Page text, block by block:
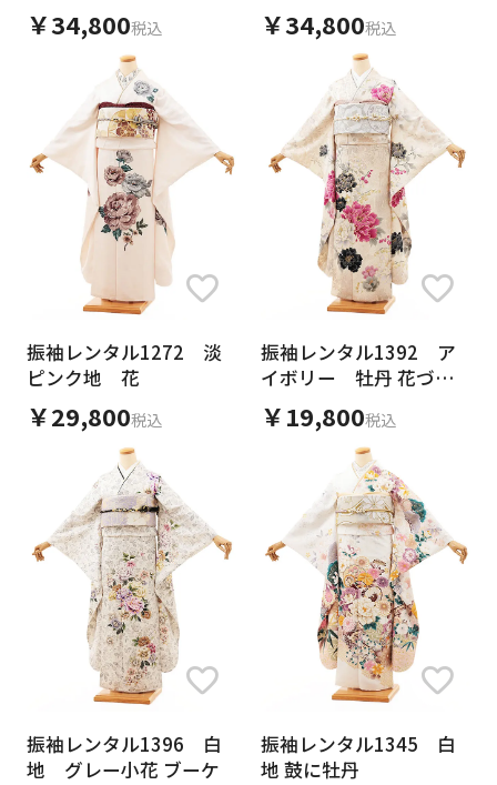
￥34,800税込 ￥34,800税込
振袖レンタル1272 淡
ピンク地 花
￥29,800税込
振袖レンタル1392 ア
イボリー 牡丹 花づく
し
￥19,800税込
振袖レンタル1396 白
地 グレー小花 ブーケ
振袖レンタル1345 白
地 鼓に牡丹